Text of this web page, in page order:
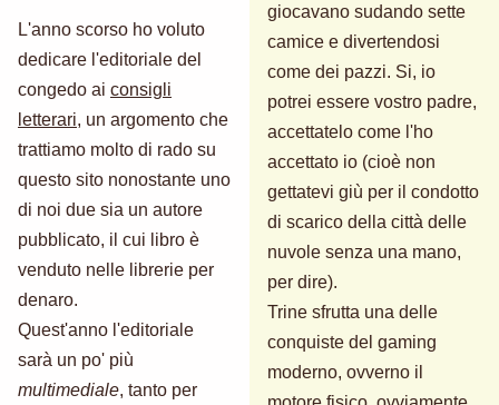
L'anno scorso ho voluto
dedicare l'editoriale del
congedo ai consigli
letterari, un argomento che
trattiamo molto di rado su
questo sito nonostante uno
di noi due sia un autore
pubblicato, il cui libro è
venduto nelle librerie per
denaro.
Quest'anno l'editoriale
sarà un po' più
multimediale, tanto per
giocavano sudando sette
camice e divertendosi
come dei pazzi. Si, io
potrei essere vostro padre,
accettatelo come l'ho
accettato io (cioè non
gettatevi giù per il condotto
di scarico della città delle
nuvole senza una mano,
per dire).
Trine sfrutta una delle
conquiste del gaming
moderno, ovverno il